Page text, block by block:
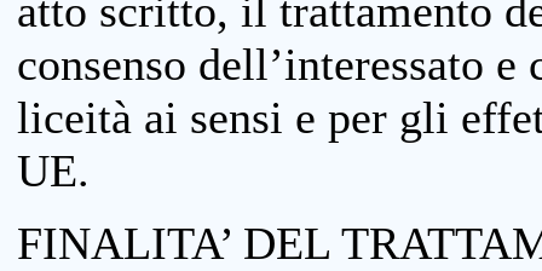
atto scritto, il trattamento
consenso dell’interessato
liceità ai sensi e per gli
UE.
FINALITA’ DEL